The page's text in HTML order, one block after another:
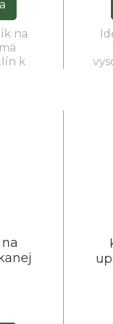
na
k
cm -